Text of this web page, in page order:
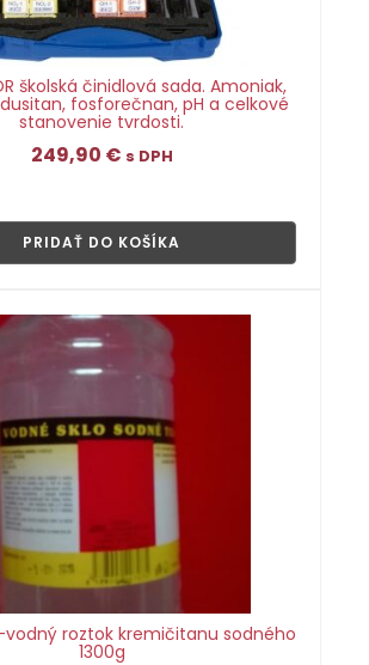
školská činidlová sada. Amoniak,
fosforečnan, pH a celkové
stanovenie tvrdosti.
249,90 € s DPH
PRIDAŤ DO KOŠÍKA
vodný roztok kremičitanu sodného
1300g